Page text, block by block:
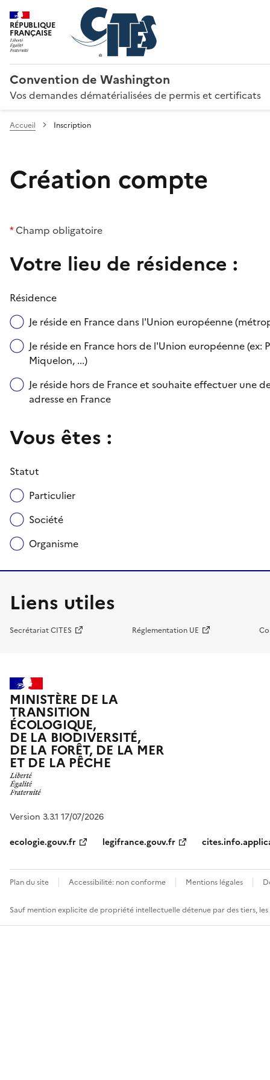
RÉPUBLIQUE
FRANÇAISE
Convention de Washington
Vos demandes dématérialisées de permis et certificats
Accueil Inscription
Création compte
*Champ obligatoire
Votre lieu de résidence :
Résidence
Je réside en France dans l'Union européenne
Je réside en France hors de l'Union européenne
Miquelon, ...)
Je réside hors de France et souhaite effectuer une
adresse en France
Vous êtes :
Statut
Particulier
Société
Organisme
Liens utiles
Secrétariat CITES Réglementation UE
MINISTÈRE DE LA
TRANSITION
ÉCOLOGIQUE,
DE LA BIODIVERSITÉ,
DE LA FORÊT, DE LA MER
ET DE LA PÊCHE
Version 3.3.1 17/07/2026
ecologie.gouv.fr
legifrance.gouv.fr
Plan du site Accessibilité: non conforme Mentions légales
Sauf mention explicite de propriété intellectuelle détenue par des tiers,